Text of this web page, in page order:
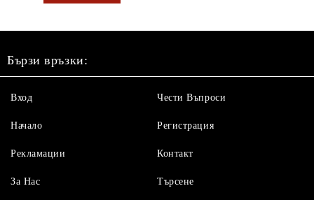
Бързи връзки:
Вход
Начало
Рекламации
За Нас
Чести Въпроси
Регистрация
Контакт
Търсене